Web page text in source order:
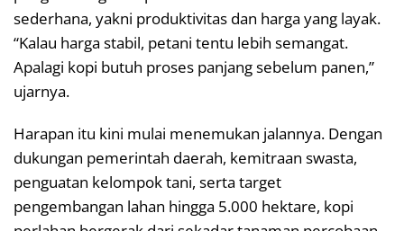
sederhana, yakni produktivitas dan harga yang layak.
“Kalau harga stabil, petani tentu lebih semangat.
Apalagi kopi butuh proses panjang sebelum panen,”
ujarnya.
Harapan itu kini mulai menemukan jalannya. Dengan
dukungan pemerintah daerah, kemitraan swasta,
penguatan kelompok tani, serta target
pengembangan lahan hingga 5.000 hektare, kopi